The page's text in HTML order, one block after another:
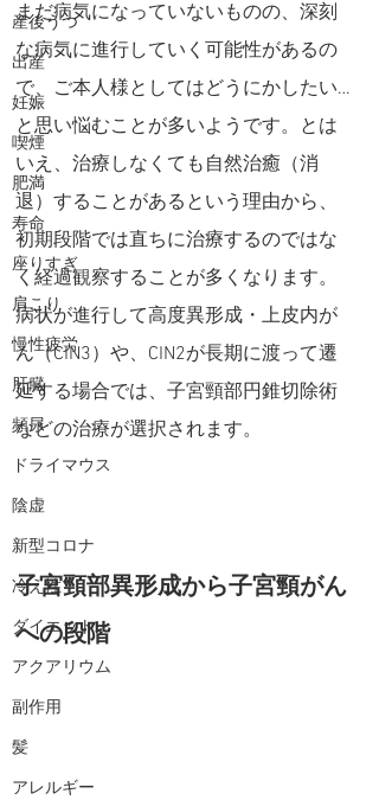
産後うつ
出産
妊娠
喫煙
肥満
寿命
座りすぎ
肩こり
慢性疲労
肝臓
頻尿
ドライマウス
陰虚
新型コロナ
冷え性
ダイエット
アクアリウム
副作用
髪
アレルギー
まだ病気になっていないものの、深刻
な病気に進行していく可能性があるの
で、ご本人様としてはどうにかしたい…
と思い悩むことが多いようです。とは
いえ、 治療しなくても自然治癒（消
退）することがあるという理由から、
初期段階では直ちに治療するのではな
く経過観察することが多くなります。
病状が進行して高度異形成・上皮内が
ん（CIN3）や、CIN2が長期に渡って遷
延する場合では、子宮頸部円錐切除術
などの治療が選択されます。
子宮頸部異形成から子宮頸がん
への段階